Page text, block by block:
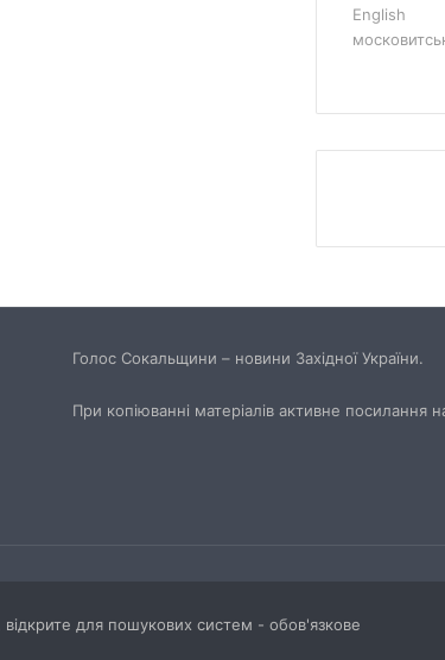
English
Голос Сокальщини – новини Західної України.
При копіюванні матеріалів активне посилання
для пошукових систем - обов'язкове